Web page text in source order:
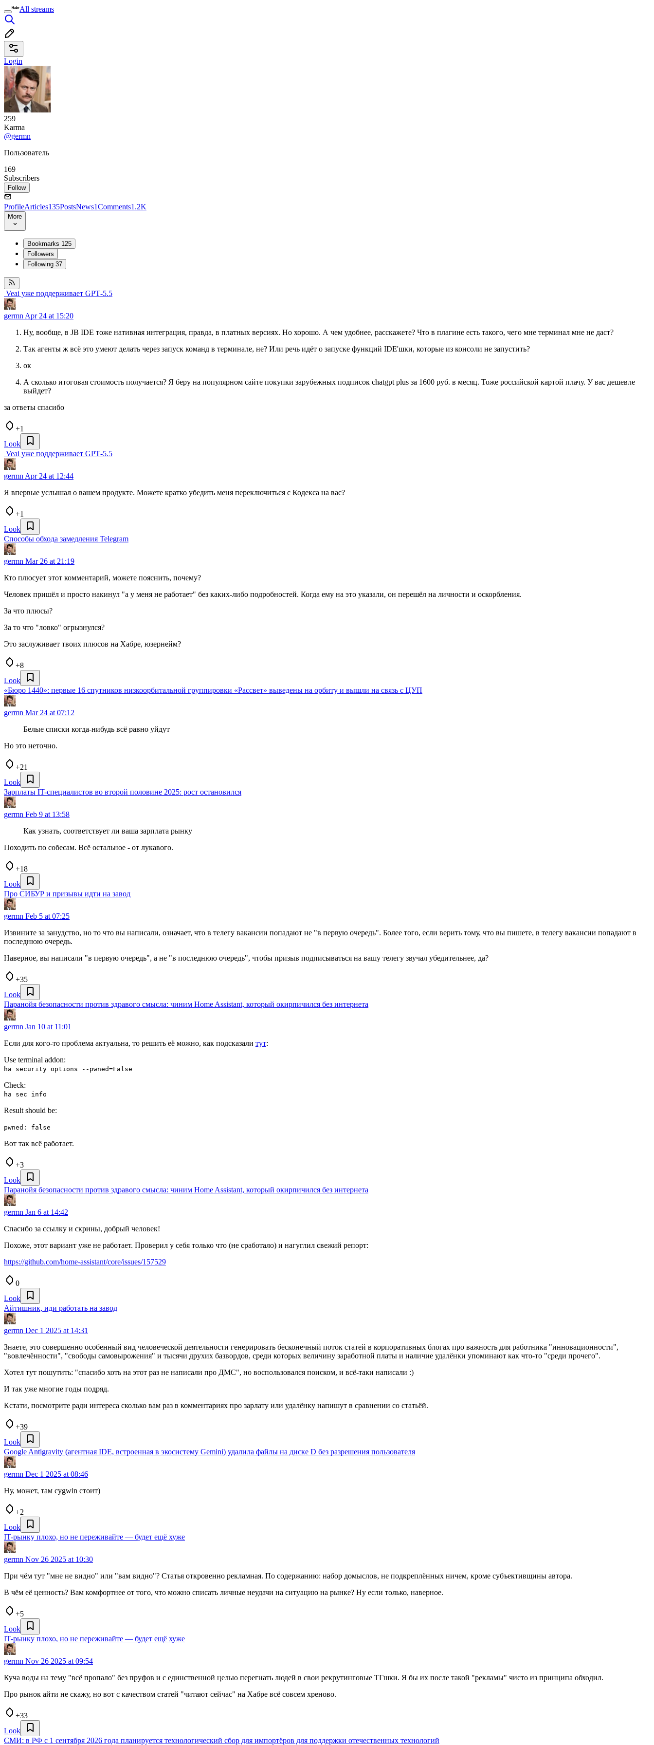
All streams
Login
259
Karma
@germn
Пользователь
169
Subscribers
Follow
ProfileArticles135PostsNews1Comments1.2K
More
Bookmarks 125
Followers
Following 37
️ Veai уже поддерживает GPT‑5.5
germn Apr 24 at 15:20
Ну, вообще, в JB IDE тоже нативная интеграция, правда, в платных версиях. Но хорошо. А чем удобнее, расскажете? Что в плагине есть такого, чего мне терминал мне не даст?
Так агенты ж всё это умеют делать через запуск команд в терминале, не? Или речь идёт о запуске функций IDE'шки, которые из консоли не запустить?
ок
А сколько итоговая стоимость получается? Я беру на популярном сайте покупки зарубежных подписок chatgpt plus за 1600 руб. в месяц. Тоже российской картой плачу. У вас дешевле
выйдет?
за ответы спасибо
+1
Look
️ Veai уже поддерживает GPT‑5.5
germn Apr 24 at 12:44
Я впервые услышал о вашем продукте. Можете кратко убедить меня переключиться с Кодекса на вас?
+1
Look
Способы обхода замедления Telegram
germn Mar 26 at 21:19
Кто плюсует этот комментарий, можете пояснить, почему?
Человек пришёл и просто накинул "а у меня не работает" без каких-либо подробностей. Когда ему на это указали, он перешёл на личности и оскорбления.
За что плюсы?
За то что "ловко" огрызнулся?
Это заслуживает твоих плюсов на Хабре, юзернейм?
+8
Look
«Бюро 1440»: первые 16 спутников низкоорбитальной группировки «Рассвет» выведены на орбиту и вышли на связь с ЦУП
germn Mar 24 at 07:12
Белые списки когда-нибудь всё равно уйдут
Но это неточно.
+21
Look
Зарплаты IT-специалистов во второй половине 2025: рост остановился
germn Feb 9 at 13:58
Как узнать, соответствует ли ваша зарплата рынку
Походить по собесам. Всё остальное - от лукавого.
+18
Look
Про СИБУР и призывы идти на завод
germn Feb 5 at 07:25
Извините за занудство, но то что вы написали, означает, что в телегу вакансии попадают не "в первую очередь". Более того, если верить тому, что вы пишете, в телегу вакансии попадают в
последнюю очередь.
Наверное, вы написали "в первую очередь", а не "в последнюю очередь", чтобы призыв подписываться на вашу телегу звучал убедительнее, да?
+35
Look
Паранойя безопасности против здравого смысла: чиним Home Assistant, который окирпичился без интернета
germn Jan 10 at 11:01
Если для кого-то проблема актуальна, то решить её можно, как подсказали тут:
Use terminal addon:
ha security options --pwned=False
Check:
ha sec info
Result should be:
pwned: false
Вот так всё работает.
+3
Look
Паранойя безопасности против здравого смысла: чиним Home Assistant, который окирпичился без интернета
germn Jan 6 at 14:42
Спасибо за ссылку и скрины, добрый человек!
Похоже, этот вариант уже не работает. Проверил у себя только что (не сработало) и нагуглил свежий репорт:
https://github.com/home-assistant/core/issues/157529
0
Look
Айтишник, иди работать на завод
germn Dec 1 2025 at 14:31
Знаете, это совершенно особенный вид человеческой деятельности генерировать бесконечный поток статей в корпоративных блогах про важность для работника "инновационности",
"вовлечённости", "свободы самовырожения" и тысячи друхих базвордов, среди которых величину заработной платы и наличие удалёнки упоминают как что-то "среди прочего".
Хотел тут пошутить: "спасибо хоть на этот раз не написали про ДМС", но воспользовался поиском, и всё-таки написали :)
И так уже многие годы подряд.
Кстати, посмотрите ради интереса сколько вам раз в комментариях про зарлату или удалёнку напишут в сравнении со статьёй.
+39
Look
Google Antigravity (агентная IDE, встроенная в экосистему Gemini) удалила файлы на диске D без разрешения пользователя
germn Dec 1 2025 at 08:46
Ну, может, там cygwin стоит)
+2
Look
IT-рынку плохо, но не переживайте — будет ещё хуже
germn Nov 26 2025 at 10:30
При чём тут "мне не видно" или "вам видно"? Статья откровенно рекламная. По содержанию: набор домыслов, не подкреплённых ничем, кроме субъективщины автора.
В чём её ценность? Вам комфортнее от того, что можно списать личные неудачи на ситуацию на рынке? Ну если только, наверное.
+5
Look
IT-рынку плохо, но не переживайте — будет ещё хуже
germn Nov 26 2025 at 09:54
Куча воды на тему "всё пропало" без пруфов и с единственной целью перегнать людей в свои рекрутинговые ТГшки. Я бы их после такой "рекламы" чисто из принципа обходил.
Про рынок айти не скажу, но вот с качеством статей "читают сейчас" на Хабре всё совсем хреново.
+33
Look
СМИ: в РФ с 1 сентября 2026 года планируется технологический сбор для импортёров для поддержки отечественных технологий